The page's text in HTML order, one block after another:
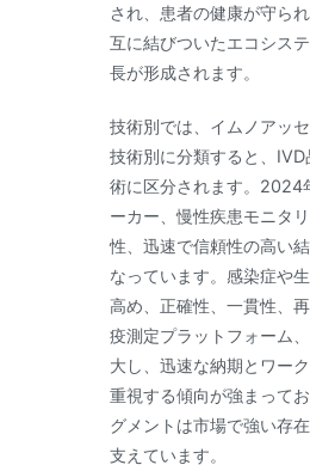
され、患者の健康が守ら
互に結びついたエコシス
長が形成されます。
技術別では、イムノアッ
技術別に分類すると、
術に区分されます。2024
ーカー、慢性疾患モニタ
性、迅速で信頼性の高い
なっています。感染症や
高め、正確性、一貫性、
疫測定プラットフォーム
大し、迅速な納期とワー
重視する傾向が強まって
グメントは市場で強い存
支えています。